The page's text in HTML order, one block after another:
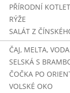
PŘÍRODNÍ
RÝŽE
SALÁT Z
ČAJ, MELTA, VODA
SELSKÁ S
ČOČKA PO
VOLSKÉ OKO